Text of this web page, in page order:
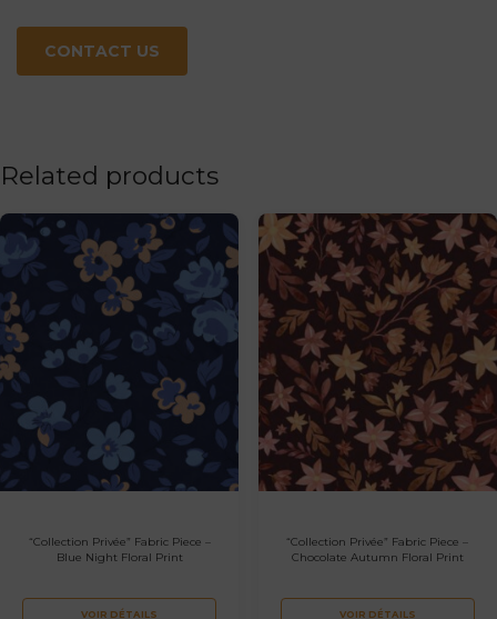
CONTACT US
Related products
“Collection Privée” Fabric Piece –
Blue Night Floral Print
VOIR DÉTAILS
“Collection Privée” Fabric Piece –
Chocolate Autumn Floral Print
VOIR DÉTAILS